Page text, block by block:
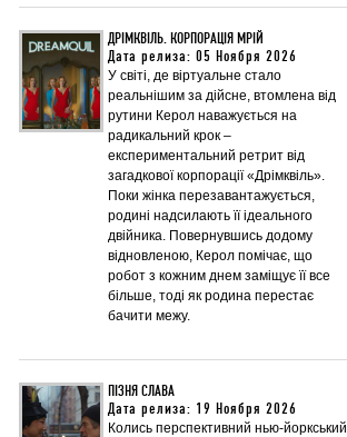
ДРІМКВІЛЬ. КОРПОРАЦІЯ МРІЙ
Дата релиза: 05 Ноября 2026
У світі, де віртуальне стало
реальнішим за дійсне, втомлена від
рутини Керол наважується на
радикальний крок –
експериментальний ретрит від
загадкової корпорації «Дрімквіль».
Поки жінка перезавантажується,
родині надсилають її ідеального
двійника. Повернувшись додому
відновленою, Керол помічає, що
робот з кожним днем заміщує її все
більше, тоді як родина перестає
бачити межу.
ПІЗНЯ СЛАВА
Дата релиза: 19 Ноября 2026
Колись перспективний нью-йоркський